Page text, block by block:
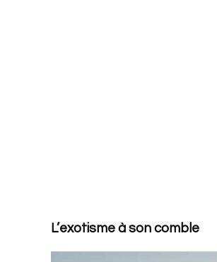
L’exotisme à son comble